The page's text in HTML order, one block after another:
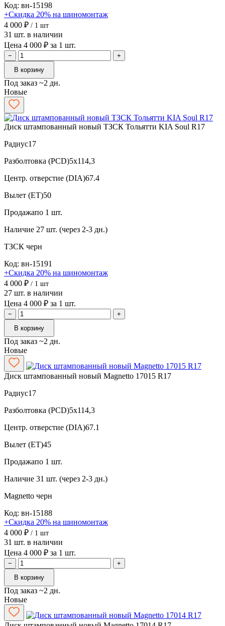
Код: вн-15198
+Скидка 20% на шиномонтаж
4 000 ₽ / 1 шт
31 шт. в наличии
Цена 4 000 ₽ за 1 шт.
−
+
В корзину
Под заказ ~2 дн.
Новые
Диск штампованный новый ТЗСК Тольятти KIA Soul R17
Радиус17
Разболтовка (PCD)5x114,3
Центр. отверстие (DIA)67.4
Вылет (ET)50
Продажапо 1 шт.
Наличие 27 шт. (через 2-3 дн.)
ТЗСК черн
Код: вн-15191
+Скидка 20% на шиномонтаж
4 000 ₽ / 1 шт
27 шт. в наличии
Цена 4 000 ₽ за 1 шт.
−
+
В корзину
Под заказ ~2 дн.
Новые
Диск штампованный новый Magnetto 17015 R17
Радиус17
Разболтовка (PCD)5x114,3
Центр. отверстие (DIA)67.1
Вылет (ET)45
Продажапо 1 шт.
Наличие 31 шт. (через 2-3 дн.)
Magnetto черн
Код: вн-15188
+Скидка 20% на шиномонтаж
4 000 ₽ / 1 шт
31 шт. в наличии
Цена 4 000 ₽ за 1 шт.
−
+
В корзину
Под заказ ~2 дн.
Новые